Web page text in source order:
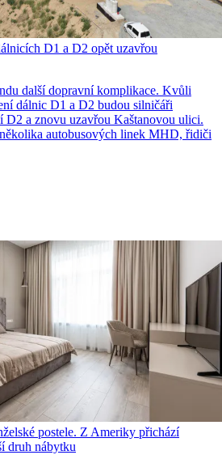
D1 a D2 opět uzavřou
další dopravní komplikace. Kvůli
dálnic D1 a D2 budou silničáři
D2 a znovu uzavřou Kaštanovou ulici.
autobusových linek MHD, řidiči
postele. Z Ameriky přichází
druh nábytku